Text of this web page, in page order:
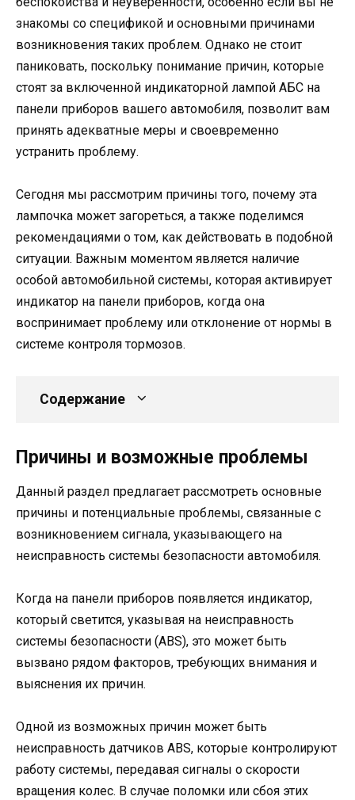
знакомы со спецификой и основными причинами
возникновения таких проблем. Однако не стоит
паниковать, поскольку понимание причин, которые
стоят за включенной индикаторной лампой АБС на
панели приборов вашего автомобиля, позволит вам
принять адекватные меры и своевременно
устранить проблему.
Сегодня мы рассмотрим причины того, почему эта
лампочка может загореться, а также поделимся
рекомендациями о том, как действовать в подобной
ситуации. Важным моментом является наличие
особой автомобильной системы, которая активирует
индикатор на панели приборов, когда она
воспринимает проблему или отклонение от нормы в
системе контроля тормозов.
Содержание
Причины и возможные проблемы
Данный раздел предлагает рассмотреть основные
причины и потенциальные проблемы, связанные с
возникновением сигнала, указывающего на
неисправность системы безопасности автомобиля.
Когда на панели приборов появляется индикатор,
который светится, указывая на неисправность
системы безопасности (ABS), это может быть
вызвано рядом факторов, требующих внимания и
выяснения их причин.
Одной из возможных причин может быть
неисправность датчиков ABS, которые контролируют
работу системы, передавая сигналы о скорости
вращения колес. В случае поломки или сбоя этих